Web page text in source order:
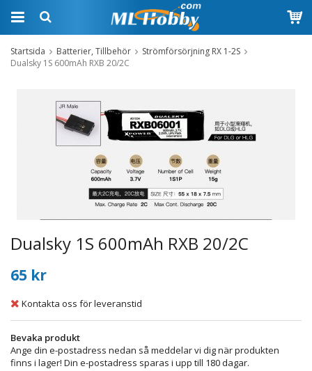
Startsida Batterier, Tillbehör
Strömförsörjning RX 1-2S
Dualsky 1S 600mAh RXB 20/2C
Dualsky 1S 600mAh RXB 20/2C
65 kr
Kontakta oss för leveranstid
Bevaka produkt
Ange din e-postadress nedan så meddelar vi dig när produkten
finns i lager! Din e-postadress sparas i upp till 180 dagar.